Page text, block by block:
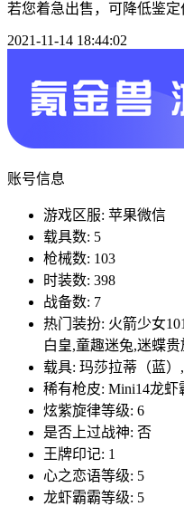
若您着急出售，可降低鉴定
2021-11-14 18:44:02
账号信息
游戏区服: 苹果微信
载具数: 5
枪械数: 103
时装数: 398
战备数: 7
热门装扮: 火箭少女
白皇,童趣迷兔,迷蝶
载具: 玛莎拉蒂（蓝
稀有枪皮: Mini14龙
炫紫旋律等级: 6
是否上过战神: 否
王牌印记: 1
心之恋语等级: 5
龙虾霸霸等级: 5